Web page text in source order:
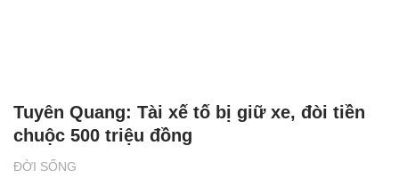
ĐỜI SỐNG
Tuyên Quang: Tài xế tố bị giữ xe, đòi tiền
chuộc 500 triệu đồng